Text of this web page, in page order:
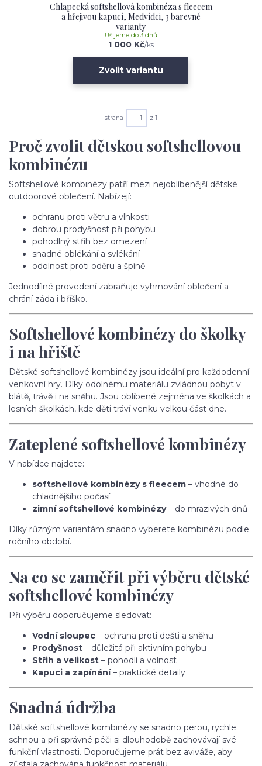
Chlapecká softshellová kombinéza s fleecem
a hřejivou kapucí, Medvídci, 3 barevné
varianty
1 000 Kč/ks
Ušijeme do 3 dnů
Zvolit variantu
strana z 1
Proč zvolit dětskou softshellovou
kombinézu
Softshellové kombinézy patří mezi nejoblíbenější dětské
outdoorové oblečení. Nabízejí:
ochranu proti větru a vlhkosti
dobrou prodyšnost při pohybu
pohodlný střih bez omezení
snadné oblékání a svlékání
odolnost proti oděru a špíně
Jednodílné provedení zabraňuje vyhrnování oblečení a
chrání záda i bříško.
Softshellové kombinézy do školky
i na hřiště
Dětské softshellové kombinézy jsou ideální pro každodenní
venkovní hry. Díky odolnému materiálu zvládnou pobyt v
blátě, trávě i na sněhu. Jsou oblíbené zejména ve školkách a
lesních školkách, kde děti tráví venku velkou část dne.
Zateplené softshellové kombinézy
V nabídce najdete:
softshellové kombinézy s fleecem – vhodné do
chladnějšího počasí
zimní softshellové kombinézy– do mrazivých dnů
Díky různým variantám snadno vyberete kombinézu podle
ročního období.
Na co se zaměřit při výběru dětské
softshellové kombinézy
Při výběru doporučujeme sledovat:
Vodní sloupec – ochrana proti dešti a sněhu
Prodyšnost – důležitá při aktivním pohybu
Střih a velikost – pohodlí a volnost
Kapuci a zapínání– praktické detaily
Snadná údržba
Dětské softshellové kombinézy se snadno perou, rychle
schnou a při správné péči si dlouhodobě zachovávají své
funkční vlastnosti. Doporučujeme prát bez aviváže, aby